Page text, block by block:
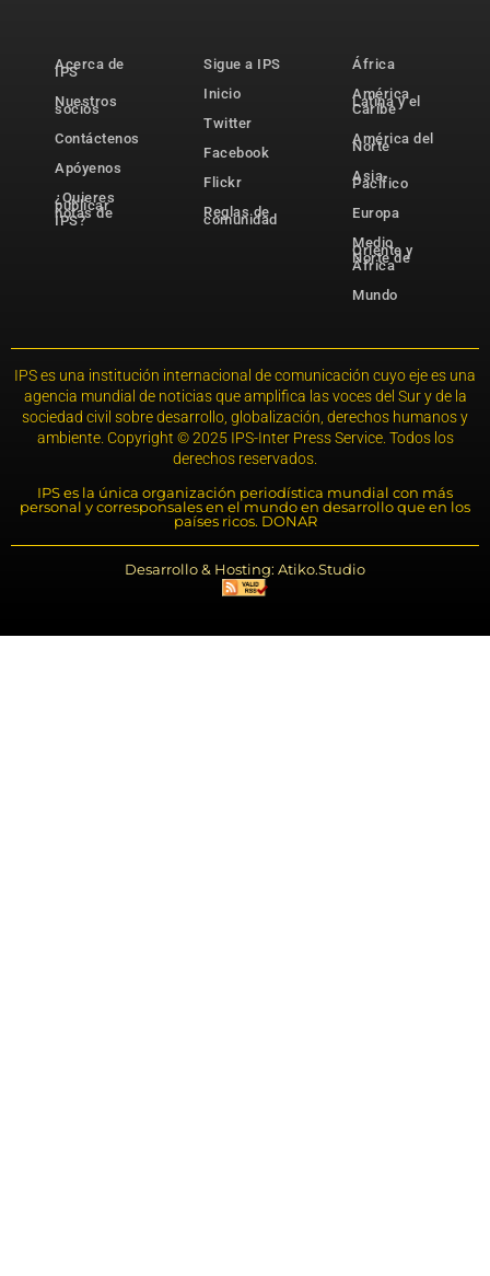
Acerca de
IPS
Nuestros
socios
Contáctenos
Apóyenos
¿Quieres
publicar
notas de
IPS?
Sigue a IPS
Inicio
Twitter
Facebook
Flickr
Reglas de
comunidad
África
América
Latina y el
Caribe
América del
Norte
Asia-
Pacífico
Europa
Medio
Oriente y
Norte de
África
Mundo
IPS es una institución internacional de comunicación cuyo eje es una
agencia mundial de noticias que amplifica las voces del Sur y de la
sociedad civil sobre desarrollo, globalización, derechos humanos y
ambiente. Copyright © 2025 IPS-Inter Press Service. Todos los
derechos reservados.
IPS es la única organización periodística mundial con más
personal y corresponsales en el mundo en desarrollo que en los
países ricos. DONAR
Desarrollo & Hosting: Atiko.Studio